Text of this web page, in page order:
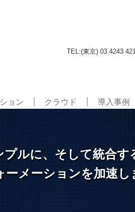
TEL:(東京) 03 4243
ョン クラウド 導入事例
ルに、そして統合す
メーションを加速し